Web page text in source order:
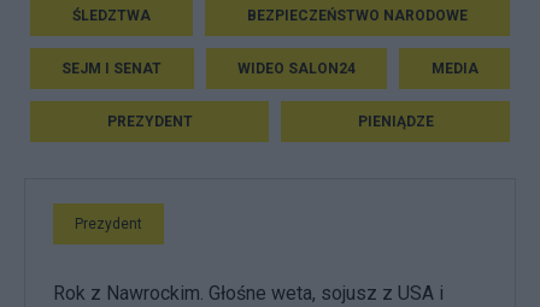
ŚLEDZTWA BEZPIECZEŃSTWO NARODOWE
SEJM I SENAT WIDEO SALON24 MEDIA
PREZYDENT PIENIĄDZE
Prezydent
Rok z Nawrockim. Głośne weta, sojusz z USA i